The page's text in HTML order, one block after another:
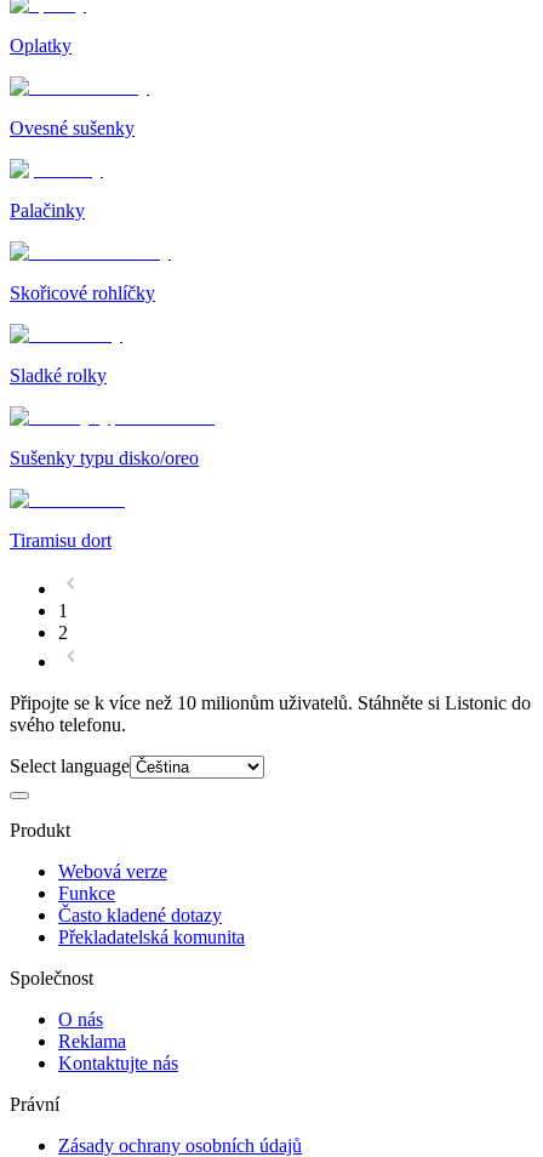
Oplatky
Ovesné sušenky
Palačinky
Skořicové rohlíčky
Sladké rolky
Sušenky typu disko/oreo
Tiramisu dort
1
2
Připojte se k více než 10 milionům uživatelů. Stáhněte si Listonic do
svého telefonu.
Select language
Produkt
Webová verze
Funkce
Často kladené dotazy
Překladatelská komunita
Společnost
O nás
Reklama
Kontaktujte nás
Právní
Zásady ochrany osobních údajů